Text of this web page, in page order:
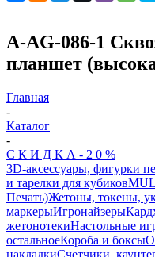
A-AG-086-1
планшет
Главная
-
Каталог
-
С К И Д К А - 2 0 %
3D-аксессуары, фигурки
и тарелки для кубиков
Печать)Жетоны, токены,
маркерыИгронайзеры
жетонотекиНастольные
остальноеКороба и боксы
накладкиСчетчики,